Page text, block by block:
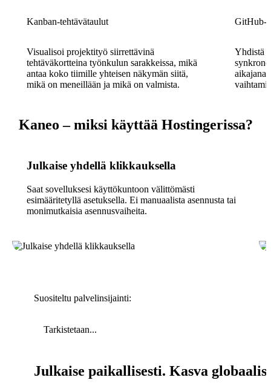
Kanban-tehtävätaulut
Visualisoi projektityö siirrettävinä
tehtäväkortteina työnkulun sarakkeissa, mikä
antaa koko tiimille yhteisen näkymän siitä,
mikä on meneillään ja mikä on valmista.
GitHub-
Yhdistä
Kaneo – miksi käyttää Hostingerissa?
Julkaise yhdellä klikkauksella
Saat sovelluksesi käyttökuntoon välittömästi
esimääritetyllä asetuksella. Ei manuaalista asennusta tai
monimutkaisia asennusvaiheita.
Suositeltu palvelinsijainti:
Tarkistetaan...
Julkaise paikallisesti. Kasva